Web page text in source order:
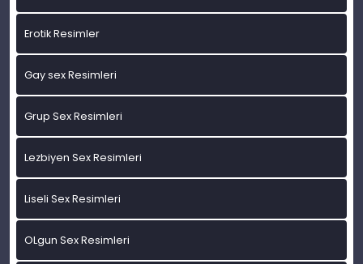
Erotik Resimler
Gay sex Resimleri
Grup Sex Resimleri
Lezbiyen Sex Resimleri
Liseli Sex Resimleri
OLgun Sex Resimleri